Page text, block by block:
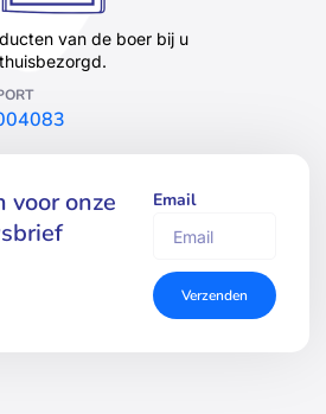
van de boer bij u
thuisbezorgd.
voor onze
Email
Verzenden